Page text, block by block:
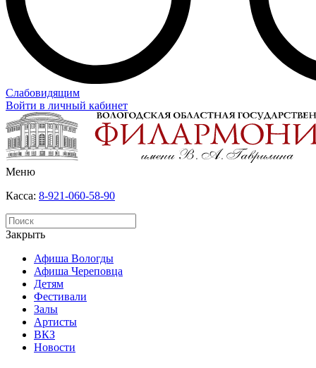
Слабовидящим
Войти в личный кабинет
Меню
Касса: 8-921-060-58-90
Закрыть
Афиша Вологды
Афиша Череповца
Детям
Фестивали
Залы
Артисты
ВКЗ
Новости